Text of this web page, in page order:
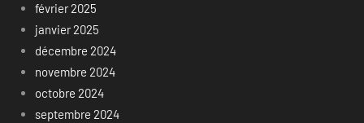
février 2025
janvier 2025
décembre 2024
novembre 2024
octobre 2024
septembre 2024